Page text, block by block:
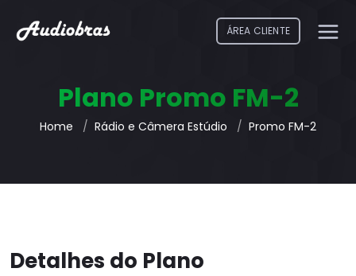
ÁREA CLIENTE
Plano Promo FM-2
Home Rádio e Câmera Estúdio Promo FM-2
Detalhes do Plano